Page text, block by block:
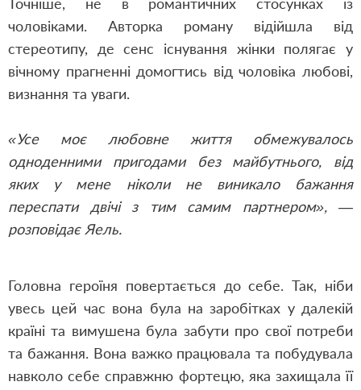
чоловіками. Авторка роману відійшла від
стереотипу, де сенс існування жінки полягає у
вічному прагненні домогтись від чоловіка любові,
визнання та уваги.
«Усе моє любовне життя обмежувалось
одноденними пригодами без майбутнього, від
яких у мене ніколи не виникало бажання
переспати двічі з тим самим партнером», —
розповідає Яель.
Головна героїня повертається до себе. Так, ніби
увесь цей час вона була на заробітках удалекій
країні та вимушена була забути про свої потреби
та бажання. Вона важко працювала та побудувала
навколо себе справжню фортецю, яка захищала її